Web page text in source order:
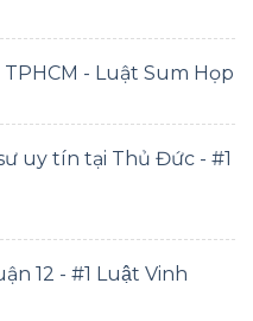
- Luật Sum Họp
uy tín tại Thủ Đức - #1
12 - #1 Luật Vinh